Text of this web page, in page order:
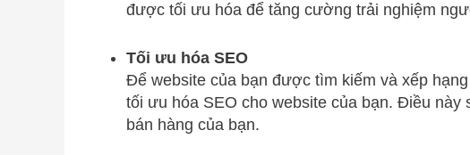
được tối ưu hóa để tăng cường trải nghiệm
Tối ưu hóa SEO
Để website của bạn được tìm kiếm và xếp
tối ưu hóa SEO cho website của bạn. Điều
bán hàng của bạn.